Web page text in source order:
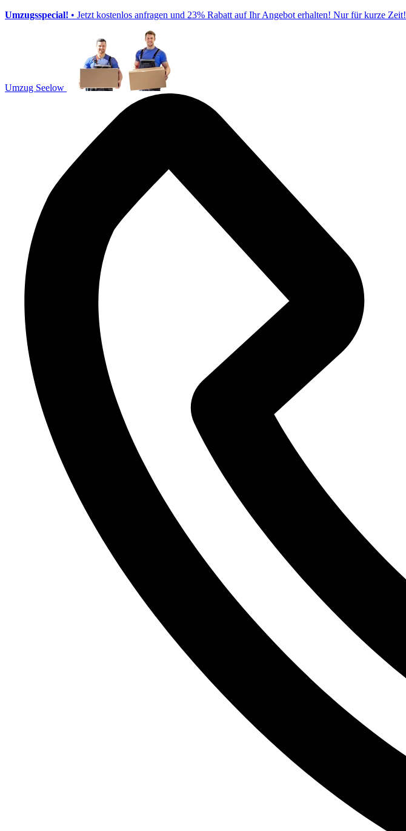
Umzugsspecial! • Jetzt kostenlos anfragen und 23% Rabatt auf Ihr Angebot erhalten! Nur für kurze Zeit!
Umzug Seelow